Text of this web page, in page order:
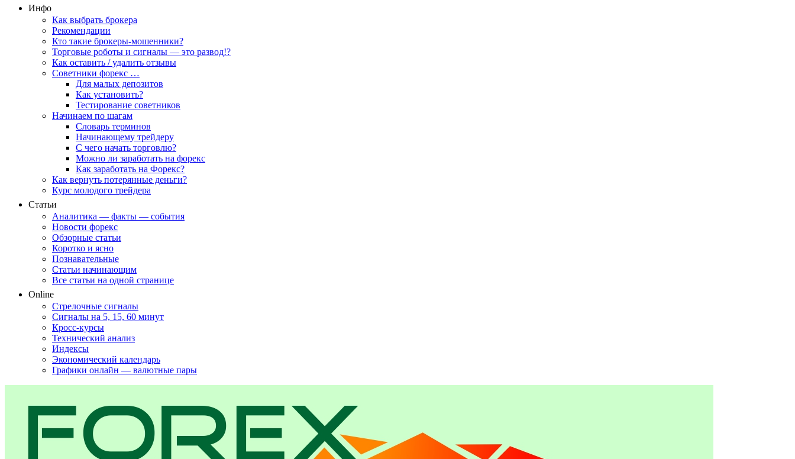
Инфо
Как выбрать брокера
Рекомендации
Кто такие брокеры-мошенники?
Торговые роботы и сигналы — это развод!?
Как оставить / удалить отзывы
Советники форекс …
Для малых депозитов
Как установить?
Тестирование советников
Начинаем по шагам
Словарь терминов
Начинающему трейдеру
С чего начать торговлю?
Можно ли заработать на форекс
Как заработать на Форекс?
Как вернуть потерянные деньги?
Курс молодого трейдера
Статьи
Аналитика — факты — события
Новости форекс
Обзорные статьи
Коротко и ясно
Познавательные
Статьи начинающим
Все статьи на одной странице
Online
Стрелочные сигналы
Сигналы на 5, 15, 60 минут
Кросс-курсы
Технический анализ
Индексы
Экономический календарь
Графики онлайн — валютные пары